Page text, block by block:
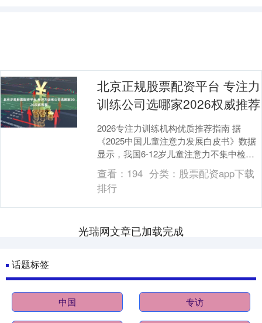
北京正规股票配资平台 专注力
训练公司选哪家2026权威推荐
2026专注力训练机构优质推荐指南 据
《2025中国儿童注意力发展白皮书》数据
显示，我国6-12岁儿童注意力不集中检出
率达30%，13-18岁青少年群体这一比例....
查看： 194 分类： 股票配资app下载
排行
光瑞网文章已加载完成
话题标签
中国 专访